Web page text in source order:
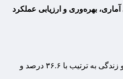
بهره‌وری و ارزیابی عملکرد
بر همین اساس مبالغ حق بیمه تولیدی و خسارت پرداختی نسبت به ۱۱ ماهه اول سال گذشته به ترتیب ۵۸.۲ و ۵۸ درصد رشد دارد و حق بیمه تولیدی رشته‌های بیمه درمان و زندگی به ترتیب با ۳۶.۶ درصد و